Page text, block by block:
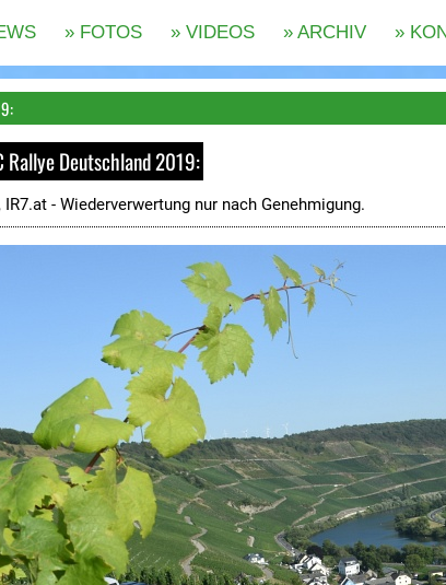
Rallye Deutschland 2019:
- Wiederverwertung nur nach Genehmigung.